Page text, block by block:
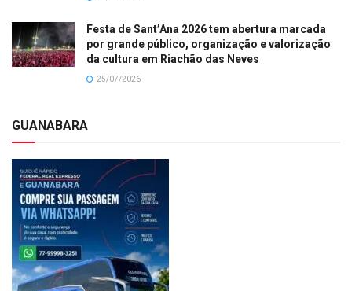
Festa de Sant’Ana 2026 tem abertura marcada
por grande público, organização e valorização
da cultura em Riachão das Neves
25/07/2026
GUANABARA